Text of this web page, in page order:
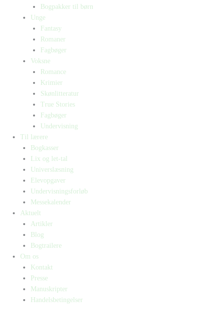
Bogpakker til børn
Unge
Fantasy
Romaner
Fagbøger
Voksne
Romance
Krimier
Skønlitteratur
True Stories
Fagbøger
Undervisning
Til lærere
Bogkasser
Lix og let-tal
Universlæsning
Elevopgaver
Undervisningsforløb
Messekalender
Aktuelt
Artikler
Blog
Bogtrailere
Om os
Kontakt
Presse
Manuskripter
Handelsbetingelser